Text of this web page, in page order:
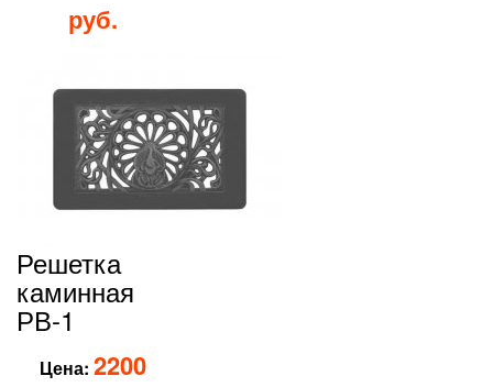
руб.
Решетка
каминная
РВ-1
Цена:2200